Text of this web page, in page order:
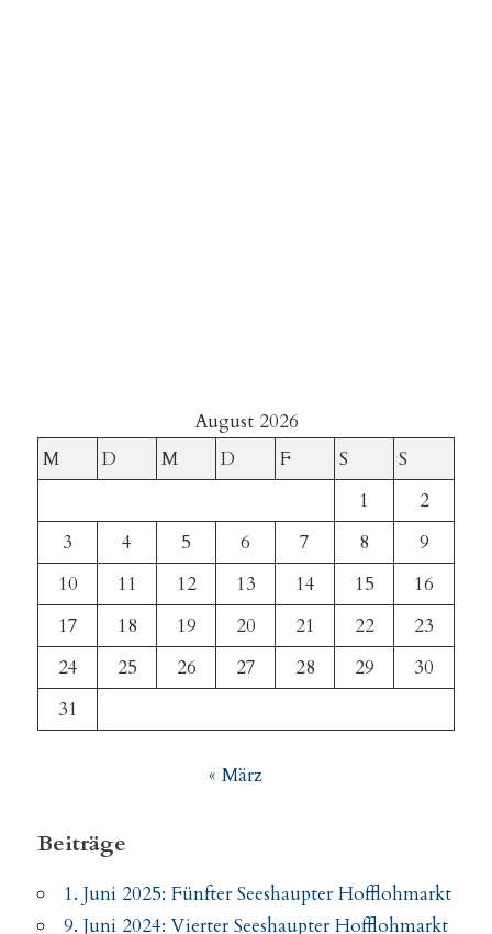
August 2026
M
D M D F S
S
1
2
3
4 5 6 7 8
9
10
11 12 13 14 15
16
17
18 19 20 21 22
23
24
25 26 27 28 29
30
31
« März
Beiträge
1. Juni 2025: Fünfter Seeshaupter Hofflohmarkt
9. Juni 2024: Vierter Seeshaupter Hofflohmarkt